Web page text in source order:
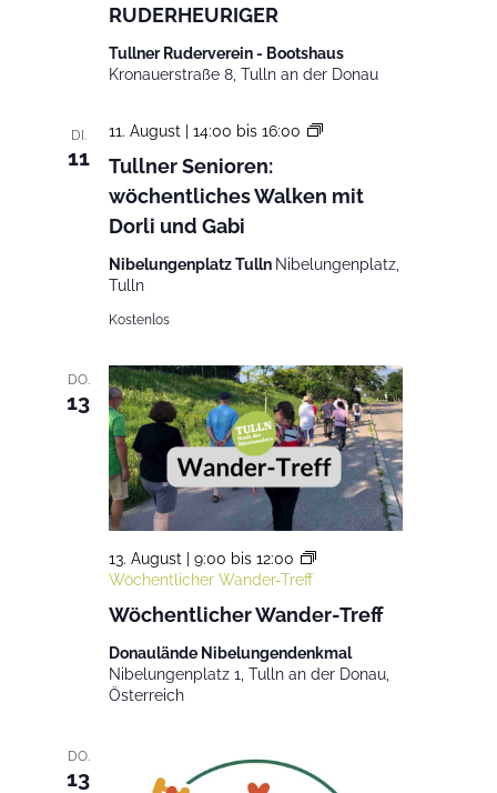
RUDERHEURIGER
Tullner Ruderverein - Bootshaus
Kronauerstraße 8, Tulln an der Donau
DI.
11
Tullner Senioren:
wöchentliches Walken mit
Dorli und Gabi
11. August | 14:00 bis 16:00
Tullner
Walken
Gabi
Nibelungenplatz Tulln Nibelungenplatz,
Tulln
Kostenlos
DO.
13
Wöchentlicher Wander-Treff
13. August | 9:00 bis 12:00
Wöchentlicher Wander-Treff
Donaulände Nibelungendenkmal
Nibelungenplatz 1, Tulln an der Donau,
Österreich
DO.
13